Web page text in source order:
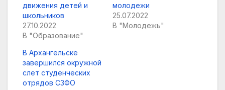
движения детей и
школьников
27.10.2022
В "Образование"
молодежи
25.07.2022
В "Молодежь"
В Архангельске
завершился окружной
слет студенческих
отрядов СЗФО